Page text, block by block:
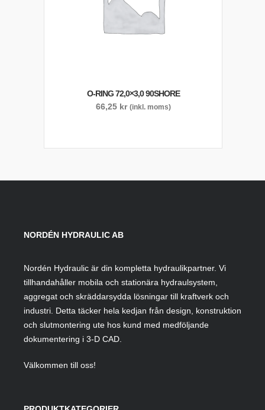
O-RING 72,0×3,0 90SHORE
66,25 kr (inkl. moms)
NORDÉN HYDRAULIC AB
Nordén Hydraulic är din kompletta hydraulikpartner. Vi
tillhandahåller mobila och stationära hydraulsystem,
aggregat och skräddarsydda lösningar till kraftverk och
industri. Detta täcker hela kedjan från design, konstruktion
och slutmontering ute hos kund med medföljande
dokumentering i 3-D CAD.
Välkommen till oss!